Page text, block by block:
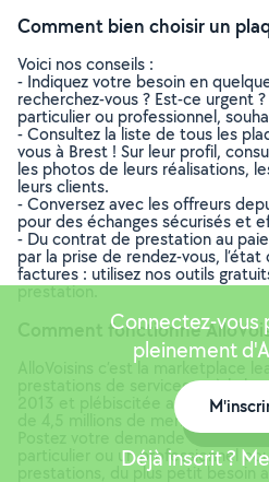
Comment bien choisir un
Voici nos conseils :
- Indiquez votre besoin en
recherchez-vous ? Est-ce urgent
particulier ou professionnel,
- Consultez la liste de tous les
vous à Brest ! Sur leur profil,
les photos de leurs réalisations,
leurs clients.
- Conversez avec les offreurs
pour des échanges sécurisés et
- Du contrat de prestation au
par la prise de rendez-vous,
factures : utilisez nos outils
prestation.
Comment fonctionne
AlloVoisins c’est la marketplace
prestations de services et à la
2013 et plébiscitée aujourd’hui
de 4,5 millions de membres,
Postez votre demande et trouvez
particulier ou un professionnel
prestations, du plus petit besoin
Connectez-vous
pleinement
Déjà inscrit ?